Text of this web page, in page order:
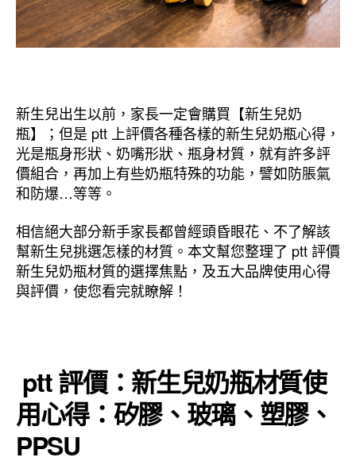
新生兒出生以前，家長一定會購買【新生兒奶
瓶】；但是 ptt 上評價各種各樣的新生兒奶瓶心得，
光是瓶身形狀、奶嘴形狀、瓶身材質，就有許多評
價組合，再加上有些奶瓶特殊的功能，譬如防脹氣
和防爆…等等。
相信絕大部分新手家長都曾經頭昏眼花、不了解該
幫新生兒挑選怎樣的材質。本文幫您整理了 ptt 評價
新生兒奶瓶材質的選擇焦點，及五大品牌使用心得
與評價，使您看完就瞭解！
ptt 評價：新生兒奶瓶材質使
用心得：矽膠、玻璃、塑膠、
PPSU